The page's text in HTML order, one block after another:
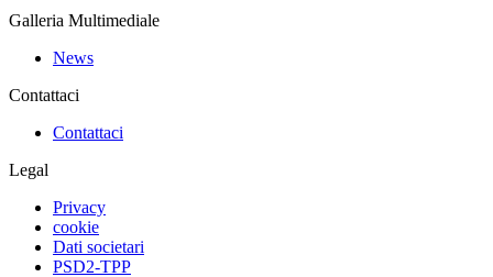
Galleria Multimediale
News
Contattaci
Contattaci
Legal
Privacy
cookie
Dati societari
PSD2-TPP